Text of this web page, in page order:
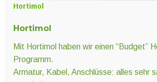
% SALE %
Hortimol
Hortimol
Mit Hortimol haben wir einen “Budget”
Programm.
Armatur, Kabel, Anschlüsse: alles sehr